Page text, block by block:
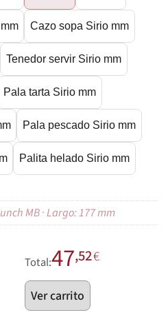
Cazo sopa Sirio mm
Tenedor servir Sirio mm
Pala tarta Sirio mm
Pala pescado Sirio mm
Palita helado Sirio mm
MB · Largo: 177 mm
Total:47,52€
Ver carrito